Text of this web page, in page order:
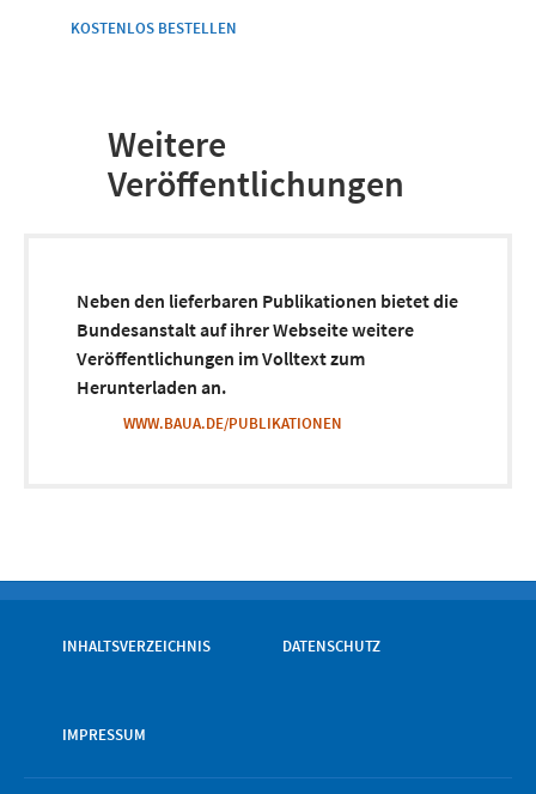
KOSTENLOS BESTELLEN
Weitere
Veröffentlichungen
Neben den lieferbaren Publikationen bietet die
Bundesanstalt auf ihrer Webseite weitere
Veröffentlichungen im Volltext zum
Herunterladen an.
WWW.BAUA.DE/PUBLIKATIONEN
INHALTSVERZEICHNIS DATENSCHUTZ
IMPRESSUM